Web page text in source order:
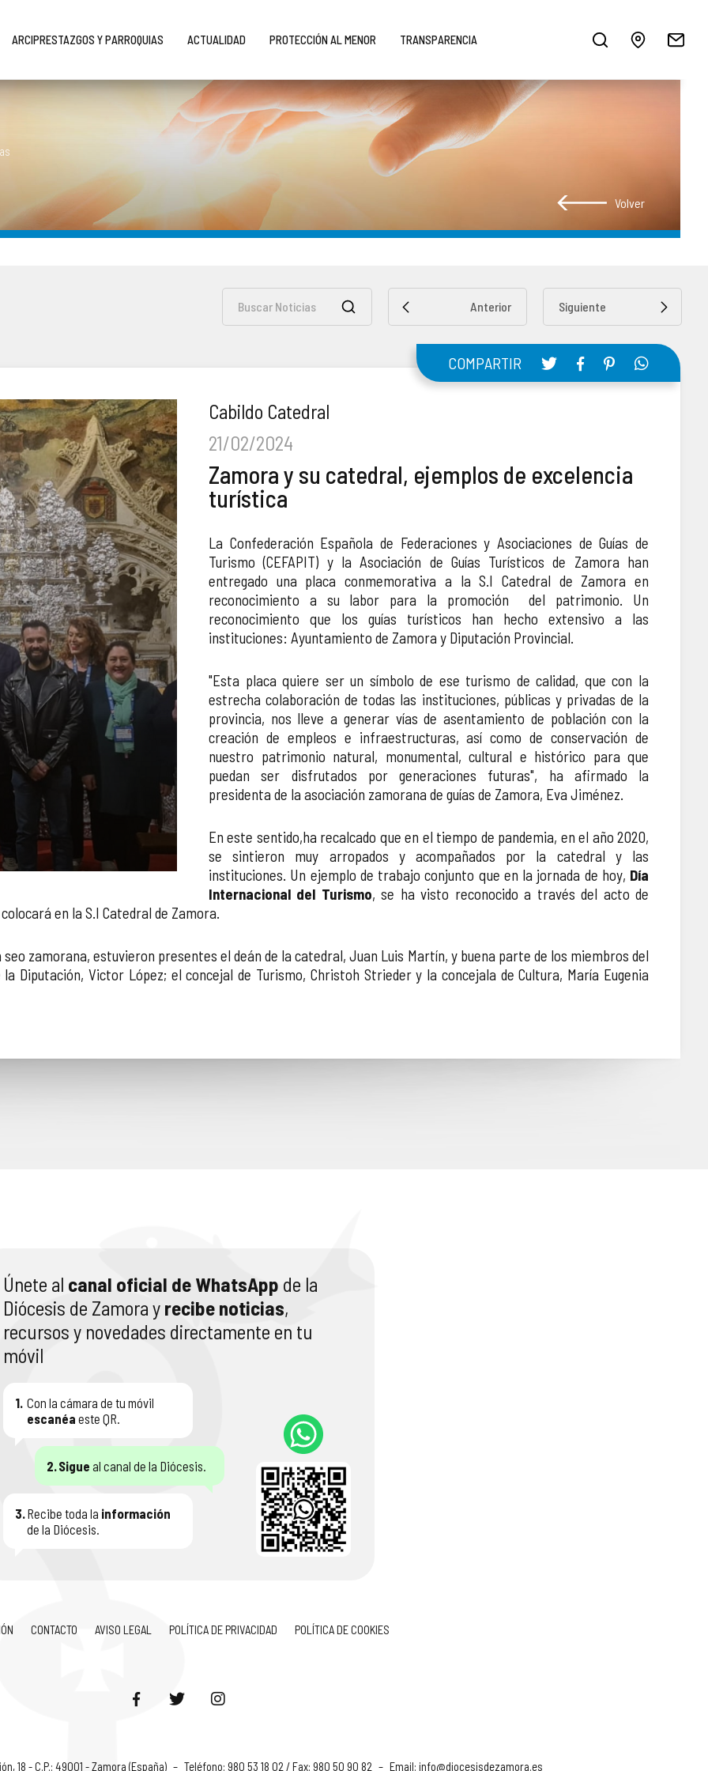
ARCIPRESTAZGOS Y PARROQUIAS ACTUALIDAD PROTECCIÓN AL MENOR TRANSPARENCIA
Volver
Anterior Siguiente
Cabildo Catedral
21/02/2024
COMPARTIR
Zamora y su catedral, ejemplos de excelencia
turística
La Confederación Española de Federaciones y Asociaciones de Guías de
Turismo (CEFAPIT) y la Asociación de Guías Turísticos de Zamora han
entregado una placa conmemorativa a la S.I Catedral de Zamora en
reconocimiento a su labor para la promoción del patrimonio. Un
reconocimiento que los guías turísticos han hecho extensivo a las
instituciones: Ayuntamiento de Zamora y Diputación Provincial.
"Esta placa quiere ser un símbolo de ese turismo de calidad, que con la
estrecha colaboración de todas las instituciones, públicas y privadas de la
provincia, nos lleve a generar vías de asentamiento de población con la
creación de empleos e infraestructuras, así como de conservación de
nuestro patrimonio natural, monumental, cultural e histórico para que
puedan ser disfrutados por generaciones futuras", ha afirmado la
presidenta de la asociación zamorana de guías de Zamora, Eva Jiménez.
En este sentido,ha recalcado que en el tiempo de pandemia, en el año 2020,
se sintieron muy arropados y acompañados por la catedral y las
instituciones. Un ejemplo de trabajo conjunto que en la jornada de hoy, Día
Internacional del Turismo, se ha visto reconocido a través del acto de
en la S.I Catedral de Zamora.
zamorana, estuvieron presentes el deán de la catedral, Juan Luis Martín, y buena parte de los miembros del
Diputación, Victor López; el concejal de Turismo, Christoh Strieder y la concejala de Cultura, María Eugenia
Únete al canal oficial de WhatsApp de la
Diócesis de Zamora y recibe noticias,
recursos y novedades directamente en tu
móvil
1. Con la cámara de tu móvil
escanéa este QR.
2.Sigue al canal de la Diócesis.
3.Recibe toda la información
de la Diócesis.
CONTACTO AVISO LEGAL POLÍTICA DE PRIVACIDAD POLÍTICA DE COOKIES
18 - C.P.: 49001 - Zamora (España) – Teléfono: 980 53 18 02 / Fax: 980 50 90 82 – Email: info@diocesisdezamora.es